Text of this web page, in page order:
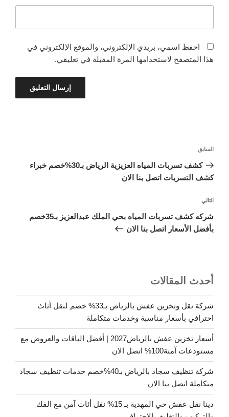
احفظ اسمي، بريدي الإلكتروني، والموقع الإلكتروني في
هذا المتصفح لاستخدامها المرة المقبلة في تعليقي.
المقالة
السابقة
السابق
كشف تسربات المياه العزيزية الرياض بـ30%خصم خبراء
كشف التسربات اتصل بنا الان
المقالة
التالية
التالي
شركه كشف تسربات المياه بحي الملك عبدالعزيز بـ35خصم
بأفضل الأسعار اتصل بنا الان
أحدث المقالات
شركة نقل وتخزين عفش بالرياض بـ33% خصم لنقل أثاث
احترافي بأسعار مناسبة وخدمات متكاملة
أسعار تخزين عفش بالرياض2027 | أفضل الباقات والعروض مع
مستودعات آمنة100% اتصل الان
شركة تنظيف سجاد بالرياض بـ40%خصم خدمات تنظيف سجاد
متكاملة اتصل بنا الان
دينا نقل عفش حي المهدية بـ 15% نقل أثاث آمن مع الفك